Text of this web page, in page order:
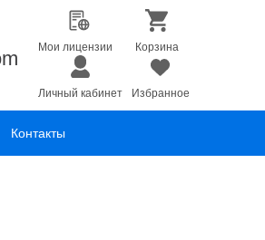
Мои лицензии Корзина
Личный кабинет Избранное
Контакты